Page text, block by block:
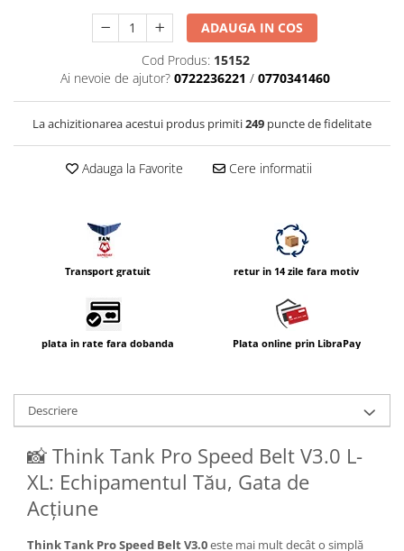
Blitz-uri circulare (Macro)
Adaptoare stativ port umbrela si
Comander TTL
Alimentare auxiliara blitz
Bounce-uri, Softbox-uri
Ring-Flash Adaptor
Bracket-uri si suporti
Huse protectie blitz extern
Huse protectie filtre gel
Carduri memorie
Huse protectie card memorie
Grip-uri
Telecomenzi
LCD protectie
ADAUGA IN COS
Cod Produs: 15152
Ai nevoie de ajutor? 0722236221 / 0770341460
La achizitionarea acestui produs primiti249 puncte de fidelitate
Adauga la Favorite Cere informatii
Transport gratuit retur in 14 zile fara motiv
plata in rate fara dobanda Plata online prin LibraPay
Descriere
📸 Think Tank Pro Speed Belt V3.0 L-
XL: Echipamentul Tău, Gata de
Acțiune
Think Tank Pro Speed Belt V3.0este mai mult decât o simplă